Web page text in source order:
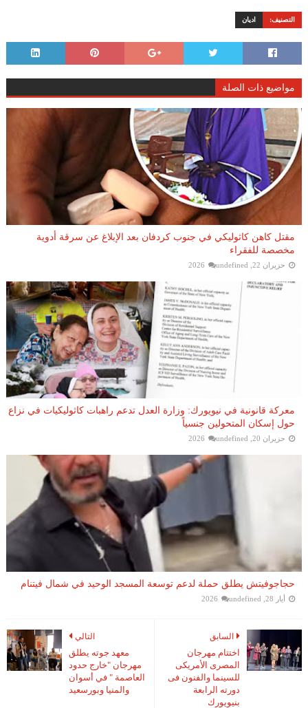
التصنيف: اديان
مواضيع ذات الصلة
مقتل كاهن كاثوليكي في جنوب كردفان بعد الإبلاغ عن سرقة أدوية
مخصصة للفقراء
حزيران 22, 2026 undefined
معركة قانونية في نيويورك: وزارة العدل تدعم راهبات كاثوليكيات في نزاع
حول إسكان المتحولين جنسياً
حزيران 20, 2026 undefined
حجاجوفيتش يطلق حملة لدعم توسعة المسجد الوحيد في شمال فيتنام
أيار 28, 2026 undefined
التالي
معهد جوته يطلق
مهرجان "خارج حدود
العاصمة " في أسوان
والمنيا وبورسعيد
السابق
اختتام مهرجان
المصرى الأمريكى
للسينما والفنون فى
دورته الرابعة
بنيويورك